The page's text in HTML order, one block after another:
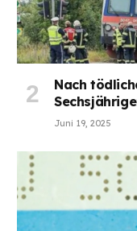
Nach
Juni 19, 2025